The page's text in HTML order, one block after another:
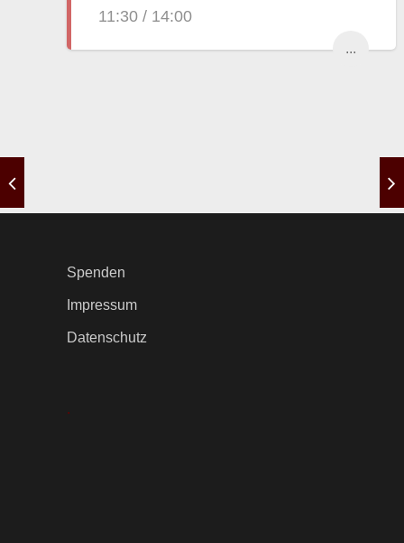
11:30 / 14:00
...
Spenden
Impressum
Datenschutz
.